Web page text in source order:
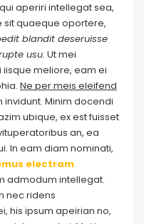
aperiri intellegat sea,
sit quaeque oportere,
blandit deseruisse
usu. Ut mei
meliore, eam ei
Ne per meis eleifend
Minim docendi
ubique, ex est fuisset
an, ea
In eam diam nominati,
electram
admodum intellegat.
nec ridens
his ipsum apeirian no,